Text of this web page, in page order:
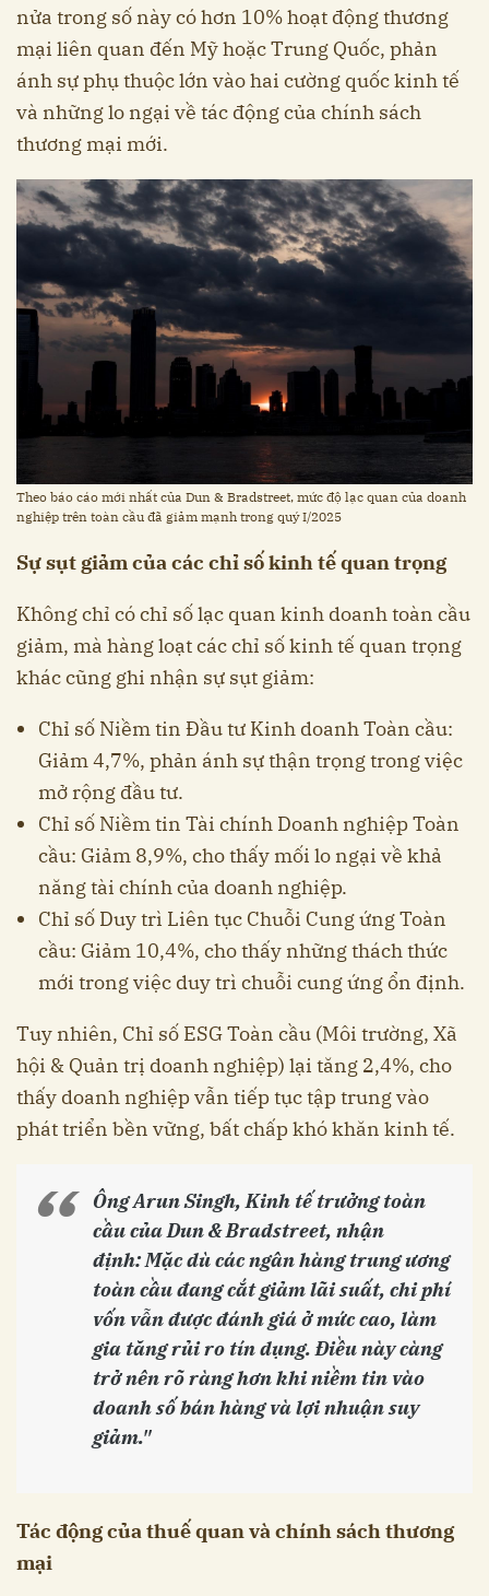
nửa trong số này có hơn 10% hoạt động thương
mại liên quan đến Mỹ hoặc Trung Quốc, phản
ánh sự phụ thuộc lớn vào hai cường quốc kinh tế
và những lo ngại về tác động của chính sách
thương mại mới.
Theo báo cáo mới nhất của Dun & Bradstreet, mức độ lạc quan của doanh
nghiệp trên toàn cầu đã giảm mạnh trong quý I/2025
Sự sụt giảm của các chỉ số kinh tế quan trọng
Không chỉ có chỉ số lạc quan kinh doanh toàn cầu
giảm, mà hàng loạt các chỉ số kinh tế quan trọng
khác cũng ghi nhận sự sụt giảm:
Chỉ số Niềm tin Đầu tư Kinh doanh Toàn cầu:
Giảm 4,7%, phản ánh sự thận trọng trong việc
mở rộng đầu tư.
Chỉ số Niềm tin Tài chính Doanh nghiệp Toàn
cầu: Giảm 8,9%, cho thấy mối lo ngại về khả
năng tài chính của doanh nghiệp.
Chỉ số Duy trì Liên tục Chuỗi Cung ứng Toàn
cầu: Giảm 10,4%, cho thấy những thách thức
mới trong việc duy trì chuỗi cung ứng ổn định.
Tuy nhiên, Chỉ số ESG Toàn cầu (Môi trường, Xã
hội & Quản trị doanh nghiệp) lại tăng 2,4%, cho
thấy doanh nghiệp vẫn tiếp tục tập trung vào
phát triển bền vững, bất chấp khó khăn kinh tế.
Ông Arun Singh, Kinh tế trưởng toàn
cầu của Dun & Bradstreet, nhận
định:Mặc dù các ngân hàng trung ương
toàn cầu đang cắt giảm lãi suất, chi phí
vốn vẫn được đánh giá ở mức cao, làm
gia tăng rủi ro tín dụng. Điều này càng
trở nên rõ ràng hơn khi niềm tin vào
doanh số bán hàng và lợi nhuận suy
giảm."
Tác động của thuế quan và chính sách thương
mại